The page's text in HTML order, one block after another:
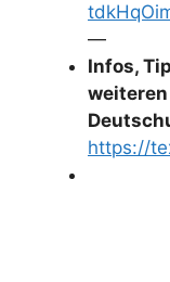
—
Infos,
weiteren
https://